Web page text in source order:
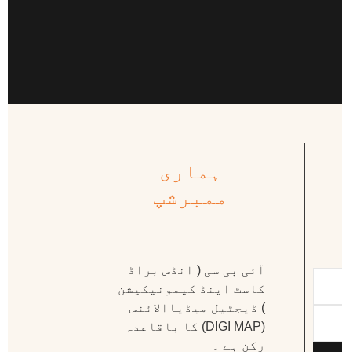
ہماری
ممبرشپ
آئی بی سی ( انڈس براڈ
کاسٹ اینڈ کیمونیکیشن
) ڈیجٹیل میڈیاالائنس
(DIGI MAP) کا باقاعدہ
رکن ہے ۔